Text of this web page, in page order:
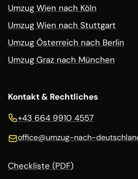
Umzug Wien nach Köln
Umzug Wien nach Stuttgart
Umzug Österreich nach Berlin
Umzug Graz nach München
Kontakt & Rechtliches
+43 664 9910 4557
office@umzug-nach-
Checkliste (PDF)